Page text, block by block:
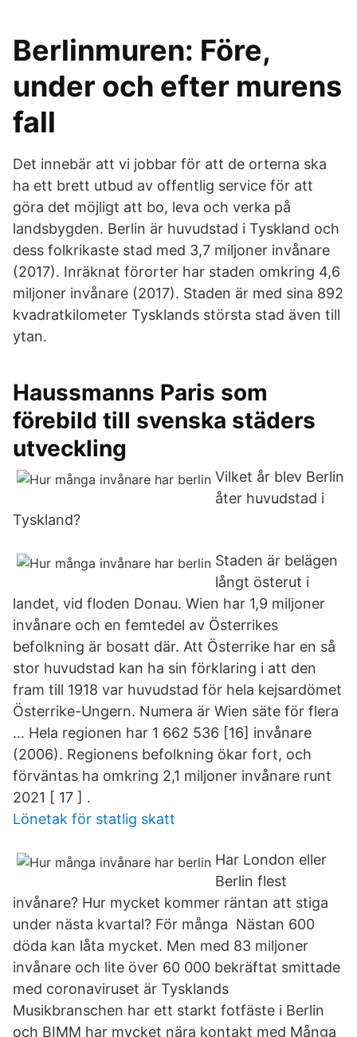
Berlinmuren: Före,
under och efter murens
fall
Det innebär att vi jobbar för att de orterna ska
ha ett brett utbud av offentlig service för att
göra det möjligt att bo, leva och verka på
landsbygden. Berlin är huvudstad i Tyskland och
dess folkrikaste stad med 3,7 miljoner invånare
(2017). Inräknat förorter har staden omkring 4,6
miljoner invånare (2017). Staden är med sina 892
kvadratkilometer Tysklands största stad även till
ytan.
Haussmanns Paris som
förebild till svenska städers
utveckling
Vilket år blev Berlin
åter huvudstad i
Tyskland?
Staden är belägen
långt österut i
landet, vid floden Donau. Wien har 1,9 miljoner
invånare och en femtedel av Österrikes
befolkning är bosatt där. Att Österrike har en så
stor huvudstad kan ha sin förklaring i att den
fram till 1918 var huvudstad för hela kejsardömet
Österrike-Ungern. Numera är Wien säte för flera
… Hela regionen har 1 662 536 [16] invånare
(2006). Regionens befolkning ökar fort, och
förväntas ha omkring 2,1 miljoner invånare runt
2021 [ 17 ] .
Lönetak för statlig skatt
Har London eller
Berlin flest
invånare? Hur mycket kommer räntan att stiga
under nästa kvartal? För många Nästan 600
döda kan låta mycket. Men med 83 miljoner
invånare och lite över 60 000 bekräftat smittade
med coronaviruset är Tysklands
Musikbranschen har ett starkt fotfäste i Berlin
och BIMM har mycket nära kontakt med Många